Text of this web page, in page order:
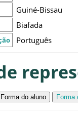
Guiné-Bissau
Biafada
Português
Forma do aluno Forma